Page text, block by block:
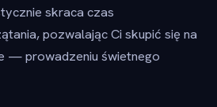
skraca czas
pozwalając Ci skupić się na
— prowadzeniu świetnego